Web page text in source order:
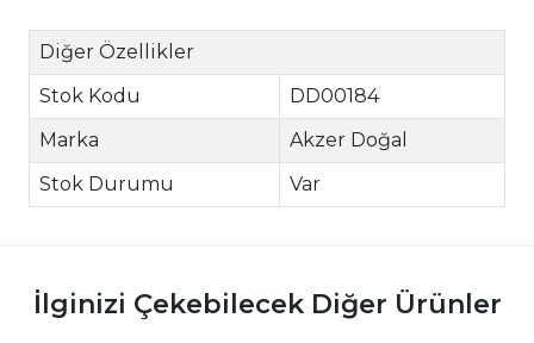
Diğer Özellikler
Stok Kodu
DD00184
Marka
Akzer Doğal
Stok Durumu
Var
İlginizi Çekebilecek Diğer Ürünler